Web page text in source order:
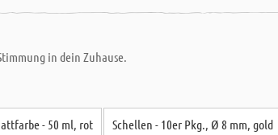
in dein Zuhause.
- 50 ml, rot Schellen - 10er Pkg., Ø 8 mm, gold